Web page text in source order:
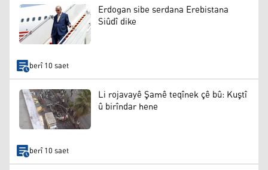
Erdogan sibe serdana Erebistana
Siûdî dike
berî 10 saet
Li rojavayê Şamê teqînek çê bû: Kuştî
û birîndar hene
berî 10 saet